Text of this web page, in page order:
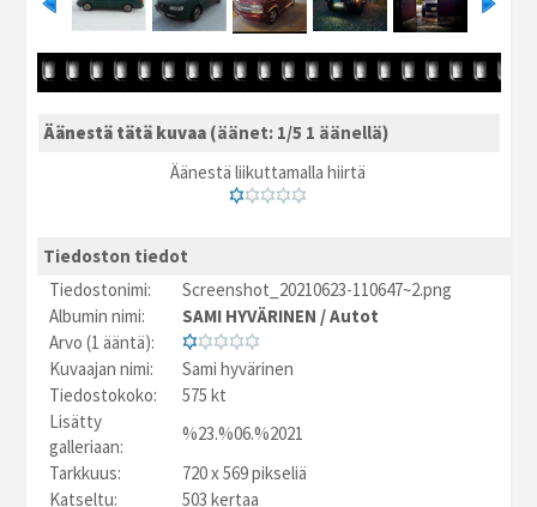
Äänestä tätä kuvaa (äänet: 1/5 1 äänellä)
Äänestä liikuttamalla hiirtä
Tiedoston tiedot
Tiedostonimi:
Screenshot_20210623-110647~2.png
Albumin nimi:
SAMI HYVÄRINEN /Autot
Arvo (1 ääntä):
Kuvaajan nimi:
Sami hyvärinen
Tiedostokoko:
575 kt
Lisätty
galleriaan:
%23.%06.%2021
Tarkkuus:
720 x 569 pikseliä
Katseltu:
503 kertaa